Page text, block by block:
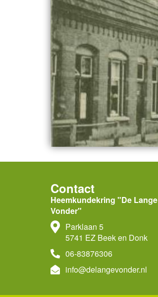
Contact
Heemkundekring "De Lange
Vonder"
Parklaan 5
5741 EZ Beek en Donk
06-83876306
info@delangevonder.nl